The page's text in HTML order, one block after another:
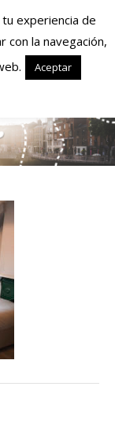
en
en
experiencia de
con la navegación,
Aceptar